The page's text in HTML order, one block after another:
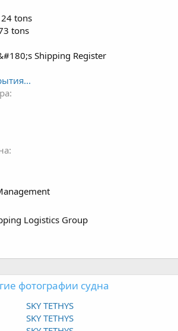
tons
tons
Shipping Register
Logistics Group
фотографии судна